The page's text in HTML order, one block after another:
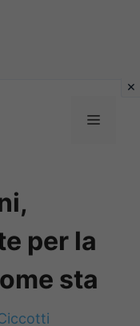
MENU
per la
sta